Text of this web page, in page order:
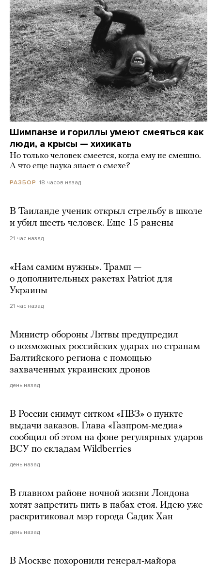
Шимпанзе и гориллы умеют смеяться как
люди, а крысы — хихикать
Но только человек смеется, когда ему не смешно.
А что еще наука знает о смехе?
РАЗБОР 18 часов назад
В Таиланде ученик открыл стрельбу в школе
и убил шесть человек. Еще 15 ранены
21 час назад
«Нам самим нужны». Трамп —
о дополнительных ракетах Patriot для
Украины
21 час назад
Министр обороны Литвы предупредил
о возможных российских ударах по странам
Балтийского региона с помощью
захваченных украинских дронов
день назад
В России снимут ситком «ПВЗ» о пункте
выдачи заказов. Глава «Газпром-медиа»
сообщил об этом на фоне регулярных ударов
ВСУ по складам Wildberries
день назад
В главном районе ночной жизни Лондона
хотят запретить пить в пабах стоя. Идею уже
раскритиковал мэр города Садик Хан
день назад
В Москве похоронили генерал-майора